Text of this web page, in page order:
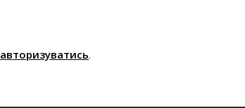
авторизуватись.